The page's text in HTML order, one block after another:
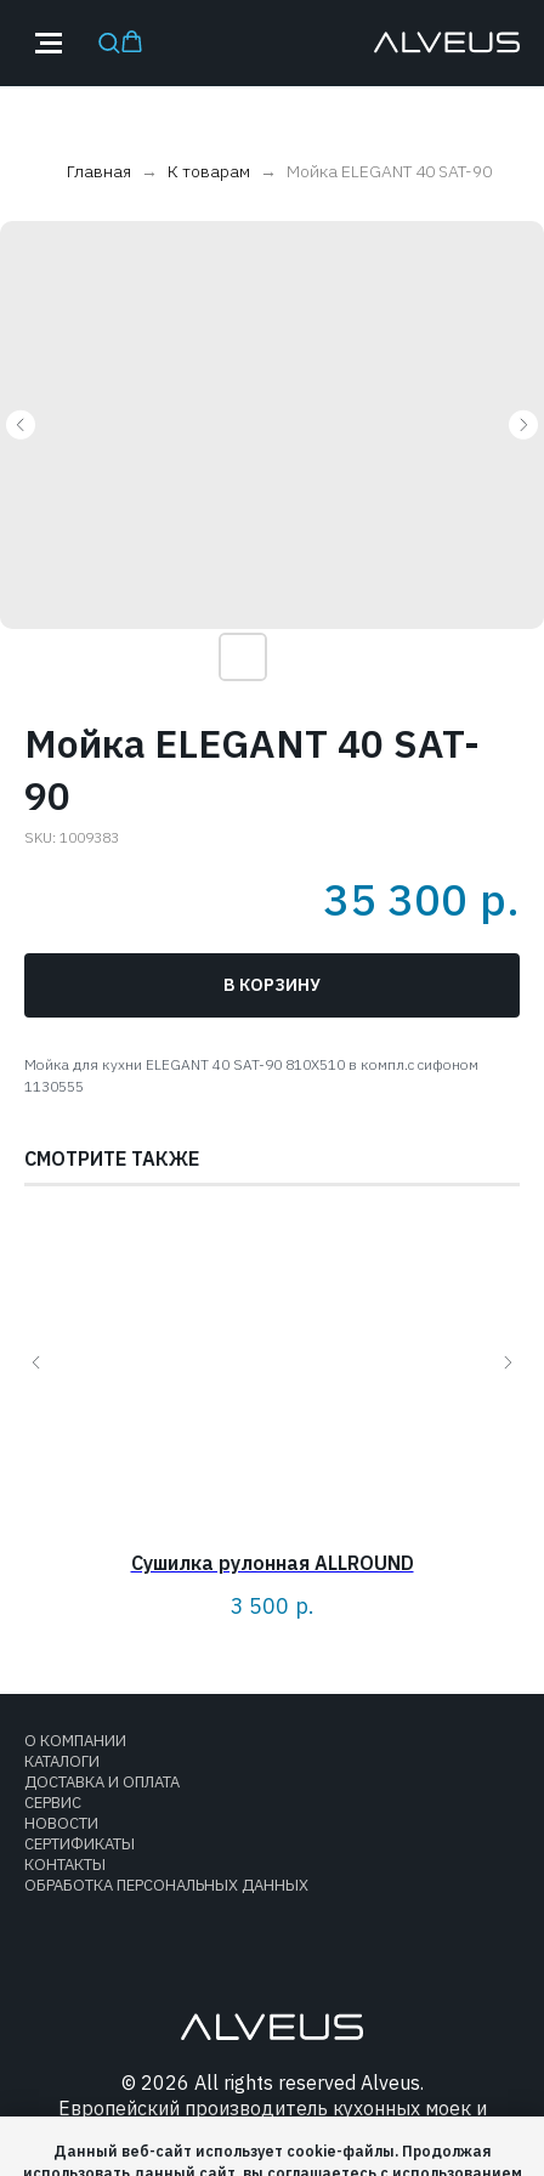
Главная К товарам Мойка ELEGANT 40 SAT-90
Мойка ELEGANT 40 SAT-
90
SKU: 1009383
35 300 р.
В КОРЗИНУ
Мойка для кухни ELEGANT 40 SAT-90 810X510 в компл.с сифоном
1130555
СМОТРИТЕ ТАКЖЕ
Сушилка рулонная ALLROUND
3 500 р.
О КОМПАНИИ
КАТАЛОГИ
ДОСТАВКА И ОПЛАТА
СЕРВИС
НОВОСТИ
СЕРТИФИКАТЫ
КОНТАКТЫ
ОБРАБОТКА ПЕРСОНАЛЬНЫХ ДАННЫХ
© 2026 All rights reserved Alveus.
Европейский производитель кухонных моек и
Данный веб-сайт использует cookie-файлы. Продолжая